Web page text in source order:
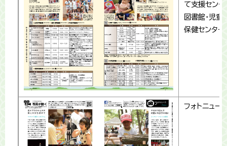
て支援センタ
図書館・児童
保健センタ
フォトニュー